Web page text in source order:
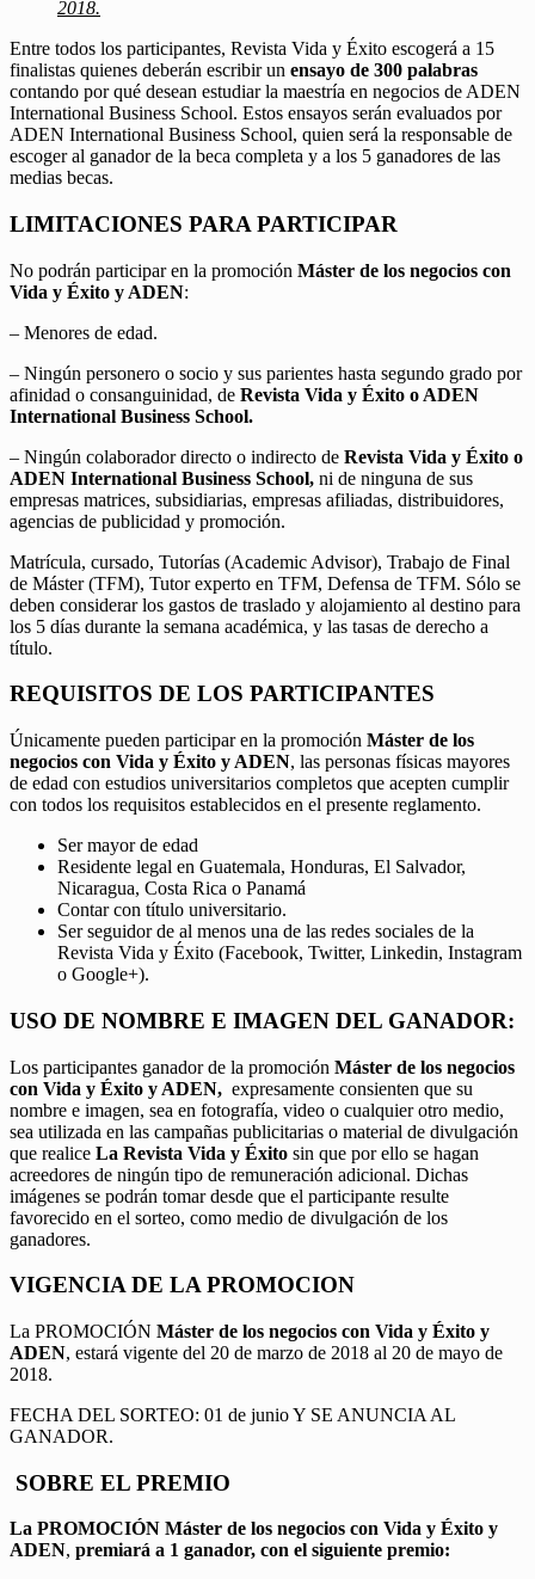
2018.
Entre todos los participantes, Revista Vida y Éxito escogerá a 15
finalistas quienes deberán escribir un ensayo de 300 palabras
contando por qué desean estudiar la maestría en negocios de ADEN
International Business School. Estos ensayos serán evaluados por
ADEN International Business School, quien será la responsable de
escoger al ganador de la beca completa y a los 5 ganadores de las
medias becas.
LIMITACIONES PARA PARTICIPAR
No podrán participar en la promoción Máster de los negocios con
Vida y Éxito y ADEN:
– Menores de edad.
– Ningún personero o socio y sus parientes hasta segundo grado por
afinidad o consanguinidad, de Revista Vida y Éxito o ADEN
International Business School.
– Ningún colaborador directo o indirecto de Revista Vida y Éxito o
ADEN International Business School, ni de ninguna de sus
empresas matrices, subsidiarias, empresas afiliadas, distribuidores,
agencias de publicidad y promoción.
Matrícula, cursado, Tutorías (Academic Advisor), Trabajo de Final
de Máster (TFM), Tutor experto en TFM, Defensa de TFM. Sólo se
deben considerar los gastos de traslado y alojamiento al destino para
los 5 días durante la semana académica, y las tasas de derecho a
título.
REQUISITOS DE LOS PARTICIPANTES
Únicamente pueden participar en la promoción Máster de los
negocios con Vida y Éxito y ADEN, las personas físicas mayores
de edad con estudios universitarios completos que acepten cumplir
con todos los requisitos establecidos en el presente reglamento.
Ser mayor de edad
Residente legal en Guatemala, Honduras, El Salvador,
Nicaragua, Costa Rica o Panamá
Contar con título universitario.
Ser seguidor de al menos una de las redes sociales de la
Revista Vida y Éxito (Facebook, Twitter, Linkedin, Instagram
o Google+).
USO DE NOMBRE E IMAGEN DEL GANADOR:
Los participantes ganador de la promoción Máster de los negocios
con Vida y Éxito y ADEN, expresamente consienten que su
nombre e imagen, sea en fotografía, video o cualquier otro medio,
sea utilizada en las campañas publicitarias o material de divulgación
que realice La Revista Vida y Éxito sin que por ello se hagan
acreedores de ningún tipo de remuneración adicional. Dichas
imágenes se podrán tomar desde que el participante resulte
favorecido en el sorteo, como medio de divulgación de los
ganadores.
VIGENCIA DE LA PROMOCION
La PROMOCIÓN Máster de los negocios con Vida y Éxito y
ADEN, estará vigente del 20 de marzo de 2018 al 20 de mayo de
2018.
FECHA DEL SORTEO: 01 de junio Y SE ANUNCIA AL
GANADOR.
SOBRE EL PREMIO
La PROMOCIÓN Máster de los negocios con Vida y Éxito y
ADEN, premiará a 1 ganador, con el siguiente premio: